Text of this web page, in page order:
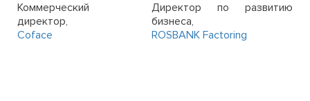
Коммерческий
директор,
Coface
Директор по развитию
бизнеса,
ROSBANK Factoring